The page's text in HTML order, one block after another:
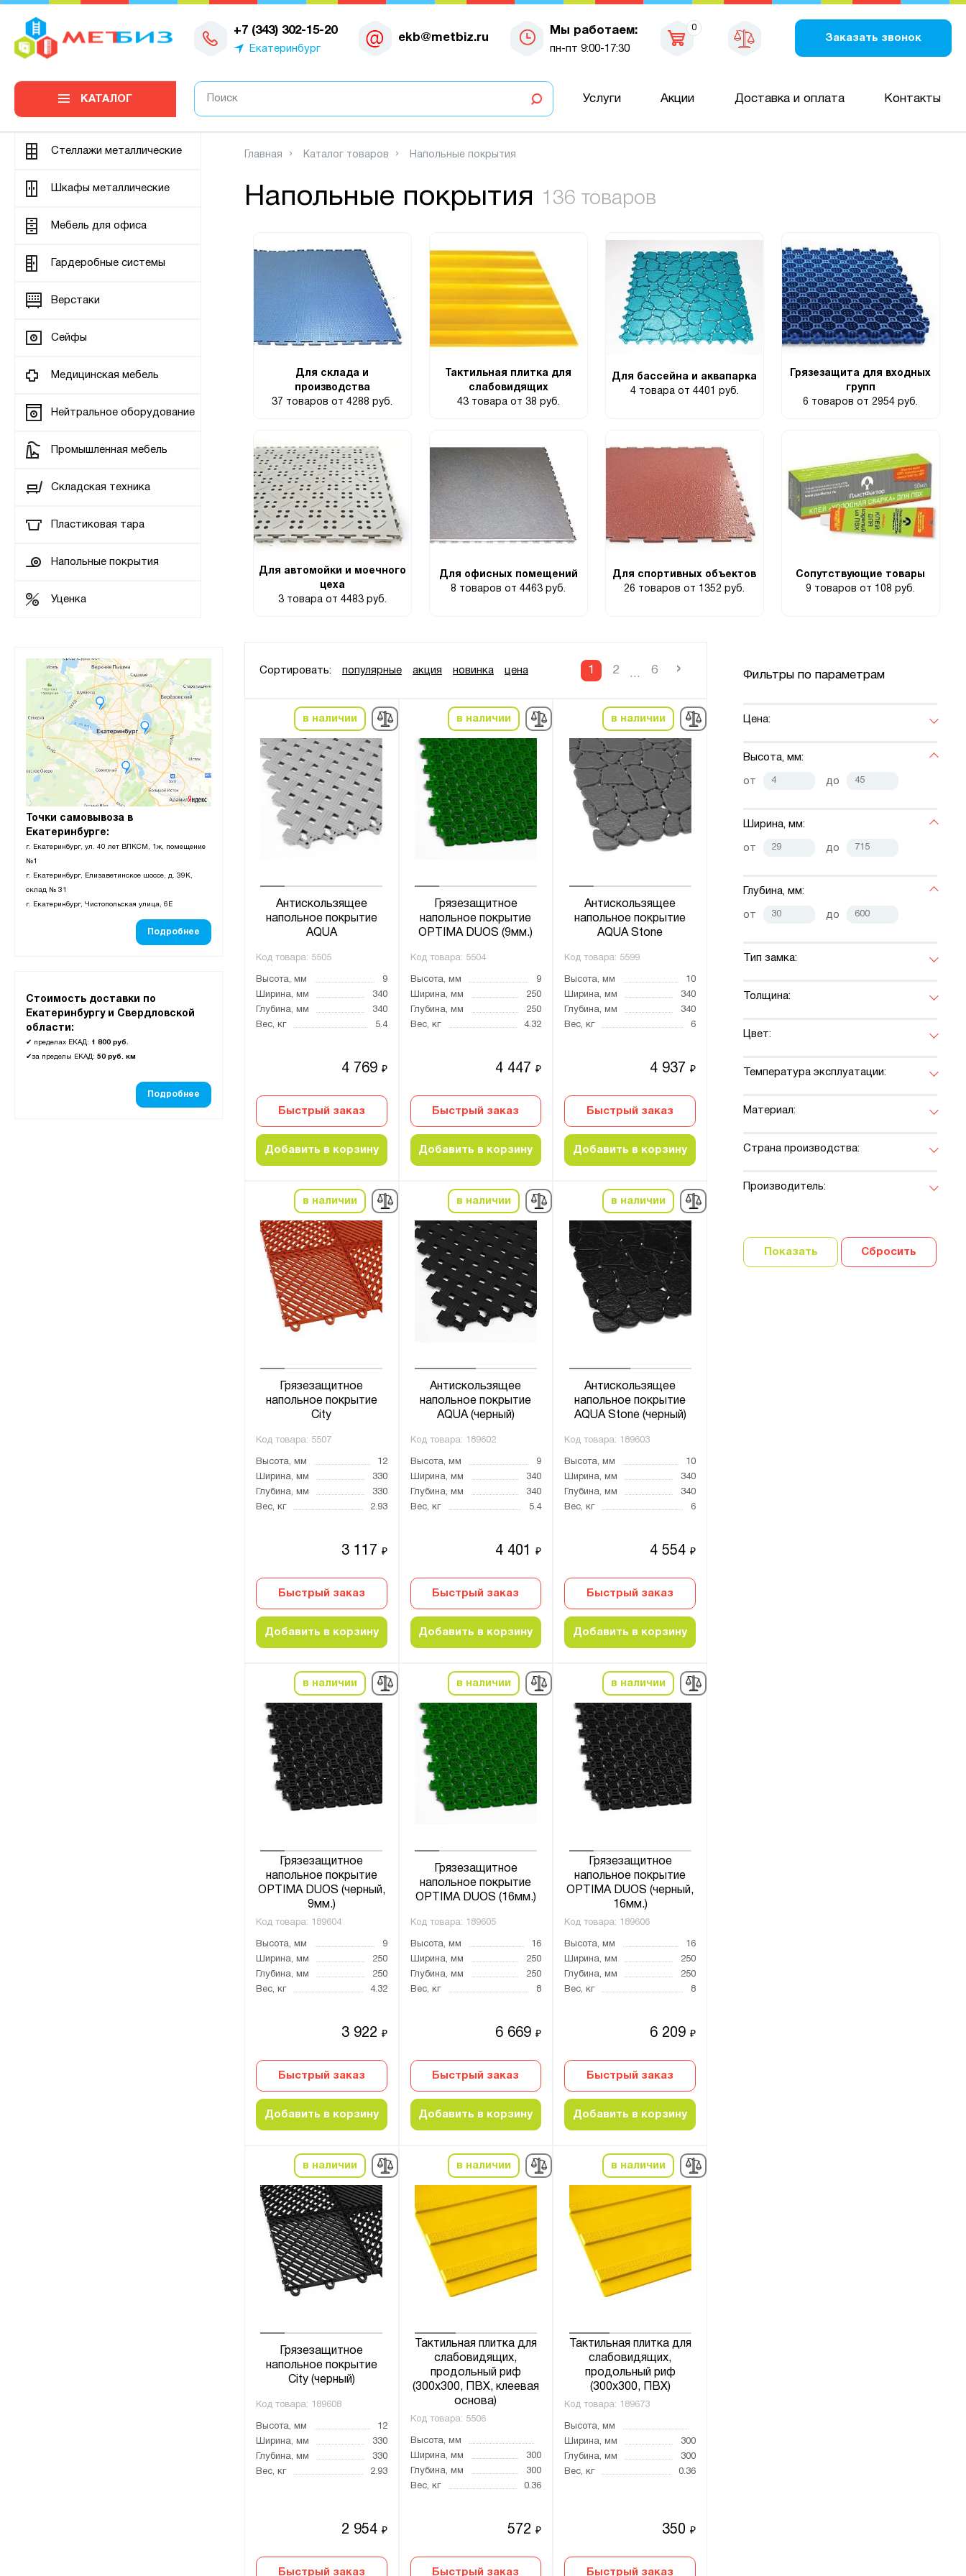
+7 (343) 302-15-20
Екатеринбург
ekb@metbiz.ru
Мы работаем:
пн-пт 9:00-17:30
0
Заказать звонок
0
КАТАЛОГ Услуги Акции Доставка и оплата Контакты
Стеллажи металлические
Шкафы металлические
Мебель для офиса
Гардеробные системы
Верстаки
Сейфы
Медицинская мебель
Нейтральное оборудование
Промышленная мебель
Складская техника
Пластиковая тара
Напольные покрытия
Уценка
Точки самовывоза в
Екатеринбурге:
г. Екатеринбург, ул. 40 лет ВЛКСМ, 1ж, помещение
№1
г. Екатеринбург, Елизаветинское шоссе, д. 39К,
склад № 31
г. Екатеринбург, Чистопольская улица, 6Е
Подробнее
Стоимость доставки по
Екатеринбургу и Свердловской
области:
✔ пределах ЕКАД: 1 800 руб.
✔за пределы ЕКАД: 50 руб. км
Подробнее
Главная Каталог товаров Напольные покрытия
Напольные покрытия 136 товаров
Для склада и
производства
37 товаровот 4288 руб.
Тактильная плитка для
слабовидящих
43 товара от 38 руб.
Для бассейна и аквапарка
4 товара от 4401 руб.
Грязезащита для входных
групп
6 товаровот 2954 руб.
Для автомойки и моечного
цеха
3 товара от 4483 руб.
Для офисных помещений
8 товаровот 4463 руб.
Для спортивных объектов
26 товаровот 1352 руб.
Сопутствующие товары
9 товаровот 108 руб.
Сортировать: популярные акция новинка цена 1 2 ... 6 ›
в наличии
Антискользящее
напольное покрытие
AQUA
Код товара: 5505
Высота, мм
9
Ширина, мм
340
Глубина, мм
340
Вес, кг
5.4
4 769 ₽
Быстрый заказ
Добавить в корзину
в наличии
Грязезащитное
напольное покрытие
OPTIMA DUOS (9мм.)
Код товара: 5504
Высота, мм
9
Ширина, мм
250
Глубина, мм
250
Вес, кг
4.32
4 447₽
Быстрый заказ
Добавить в корзину
в наличии
Антискользящее
напольное покрытие
AQUA Stone
Код товара: 5599
Высота, мм
10
Ширина, мм
340
Глубина, мм
340
Вес, кг
6
4 937 ₽
Быстрый заказ
Добавить в корзину
в наличии
Грязезащитное
напольное покрытие
City
Код товара: 5507
Высота, мм
12
Ширина, мм
330
Глубина, мм
330
Вес, кг
2.93
3 117 ₽
Быстрый заказ
Добавить в корзину
в наличии
Антискользящее
напольное покрытие
AQUA (черный)
Код товара: 189602
Высота, мм
9
Ширина, мм
340
Глубина, мм
340
Вес, кг
5.4
4 401₽
Быстрый заказ
Добавить в корзину
в наличии
Антискользящее
напольное покрытие
AQUA Stone (черный)
Код товара: 189603
Высота, мм
10
Ширина, мм
340
Глубина, мм
340
Вес, кг
6
4 554 ₽
Быстрый заказ
Добавить в корзину
в наличии
Грязезащитное
напольное покрытие
OPTIMA DUOS (черный,
9мм.)
Код товара: 189604
Высота, мм
9
Ширина, мм
250
Глубина, мм
250
Вес, кг
4.32
3 922 ₽
Быстрый заказ
Добавить в корзину
в наличии
Грязезащитное
напольное покрытие
OPTIMA DUOS (16мм.)
Код товара: 189605
Высота, мм
16
Ширина, мм
250
Глубина, мм
250
Вес, кг
8
6 669₽
Быстрый заказ
Добавить в корзину
в наличии
Грязезащитное
напольное покрытие
OPTIMA DUOS (черный,
16мм.)
Код товара: 189606
Высота, мм
16
Ширина, мм
250
Глубина, мм
250
Вес, кг
8
6 209 ₽
Быстрый заказ
Добавить в корзину
в наличии
Грязезащитное
напольное покрытие
City (черный)
Код товара: 189608
Высота, мм
12
Ширина, мм
330
Глубина, мм
330
Вес, кг
2.93
2 954 ₽
Быстрый заказ
в наличии
Тактильная плитка для
слабовидящих,
продольный риф
(300x300, ПВХ, клеевая
основа)
Код товара: 5506
Высота, мм
Ширина, мм
300
Глубина, мм
300
Вес, кг
0.36
572₽
Быстрый заказ
в наличии
Тактильная плитка для
слабовидящих,
продольный риф
(300x300, ПВХ)
Код товара: 189673
Высота, мм
Ширина, мм
300
Глубина, мм
300
Вес, кг
0.36
350 ₽
Быстрый заказ
Фильтры по параметрам
Цена:
Высота, мм:
от до
Ширина, мм:
от до
Глубина, мм:
от до
Тип замка:
Толщина:
Цвет:
Температура эксплуатации:
Материал:
Страна производства:
Производитель:
Показать Сбросить